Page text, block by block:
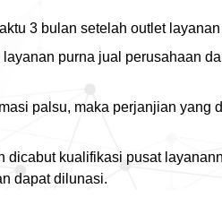
3 bulan setelah outlet
purna jual perusahaan
palsu, maka perjanjian
kualifikasi pusat
dapat dilunasi.